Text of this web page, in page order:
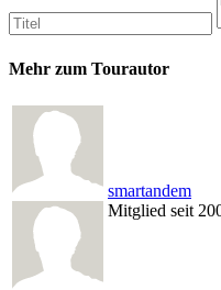
Mehr zum Tourautor
smartandem
Mitglied seit